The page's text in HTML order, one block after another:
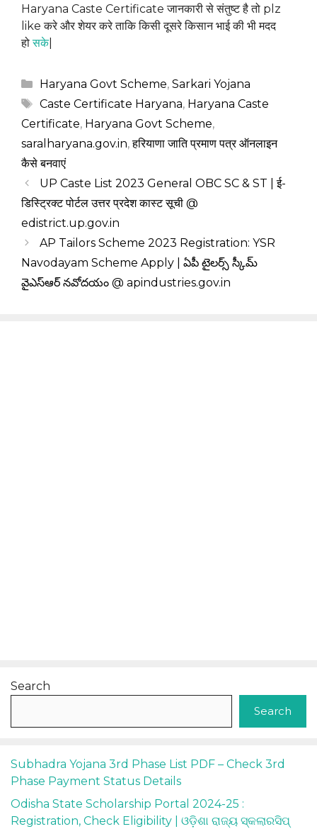
Haryana Caste Certificate जानकारी से संतुष्ट है तो plz
like करे और शेयर करे ताकि किसी दूसरे किसान भाई की भी मदद
होसके|
Categories
Haryana Govt Scheme, Sarkari Yojana
Tags
Caste Certificate Haryana, Haryana Caste
Certificate, Haryana Govt Scheme,
saralharyana.gov.in,हरियाणा जाति प्रमाण पत्र ऑनलाइन
कैसे बनवाएं
UP Caste List 2023 General OBC SC & ST | ई-
डिस्ट्रिक्ट पोर्टल उत्तर प्रदेश कास्ट सूची @
edistrict.up.gov.in
AP Tailors Scheme 2023 Registration: YSR
Navodayam Scheme Apply | ఏపీ టైలర్స్ స్కీమ్
వైఎస్ఆర్ నవోదయం @ apindustries.gov.in
Search
Search
Subhadra Yojana 3rd Phase List PDF – Check 3rd
Phase Payment Status Details
Odisha State Scholarship Portal 2024-25 :
Registration, Check Eligibility | ଓଡ଼ିଶା ରାଜ୍ୟ ସ୍କଲାରସିପ୍